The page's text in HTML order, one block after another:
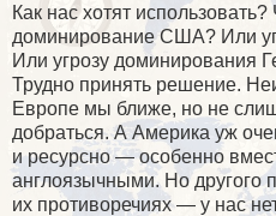
Как нас хотят
доминирование США? Или
Или угрозу доминирования
Трудно принять решение.
Европе мы ближе, но не
добраться. А Америка уж
и ресурсно — особенно
англоязычными. Но другого
их противоречиях — у нас